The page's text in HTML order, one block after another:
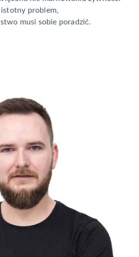
problem,
musi sobie poradzić.